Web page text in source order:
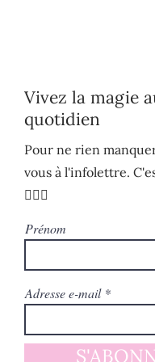
Vivez la magie
quotidien
Pour ne rien
vous à l'infolettre.
🧚🏻‍♀️
Prénom
Adresse e-mail